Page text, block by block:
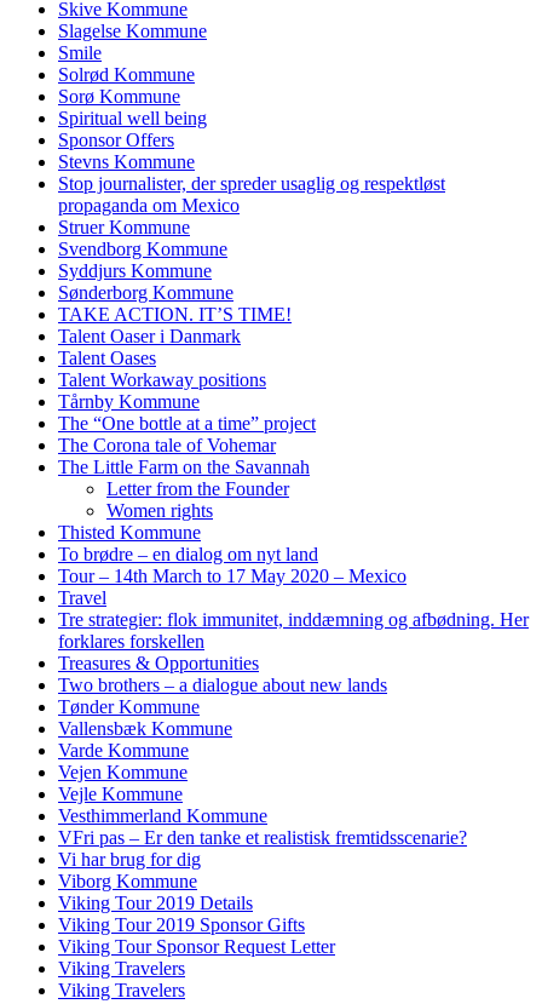
Skive Kommune
Slagelse Kommune
Smile
Solrød Kommune
Sorø Kommune
Spiritual well being
Sponsor Offers
Stevns Kommune
Stop journalister, der spreder usaglig og respektløst
propaganda om Mexico
Struer Kommune
Svendborg Kommune
Syddjurs Kommune
Sønderborg Kommune
TAKE ACTION. IT’S TIME!
Talent Oaser i Danmark
Talent Oases
Talent Workaway positions
Tårnby Kommune
The “One bottle at a time” project
The Corona tale of Vohemar
The Little Farm on the Savannah
Letter from the Founder
Women rights
Thisted Kommune
To brødre – en dialog om nyt land
Tour – 14th March to 17 May 2020 – Mexico
Travel
Tre strategier: flok immunitet, inddæmning og afbødning. Her
forklares forskellen
Treasures & Opportunities
Two brothers – a dialogue about new lands
Tønder Kommune
Vallensbæk Kommune
Varde Kommune
Vejen Kommune
Vejle Kommune
Vesthimmerland Kommune
VFri pas – Er den tanke et realistisk fremtidsscenarie?
Vi har brug for dig
Viborg Kommune
Viking Tour 2019 Details
Viking Tour 2019 Sponsor Gifts
Viking Tour Sponsor Request Letter
Viking Travelers
Viking Travelers